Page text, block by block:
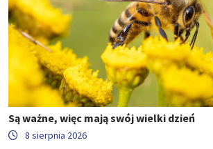
Są ważne, więc mają swój wielki dzień
8 sierpnia 2026